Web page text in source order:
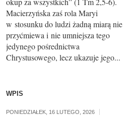
Macierzyńska zaś rola Maryi
w stosunku do ludzi żadną miarą nie
przyćmiewa i nie umniejsza tego
jedynego pośrednictwa
Chrystusowego, lecz ukazuje jego...
WPIS
PONIEDZIAŁEK, 16 LUTEGO, 2026